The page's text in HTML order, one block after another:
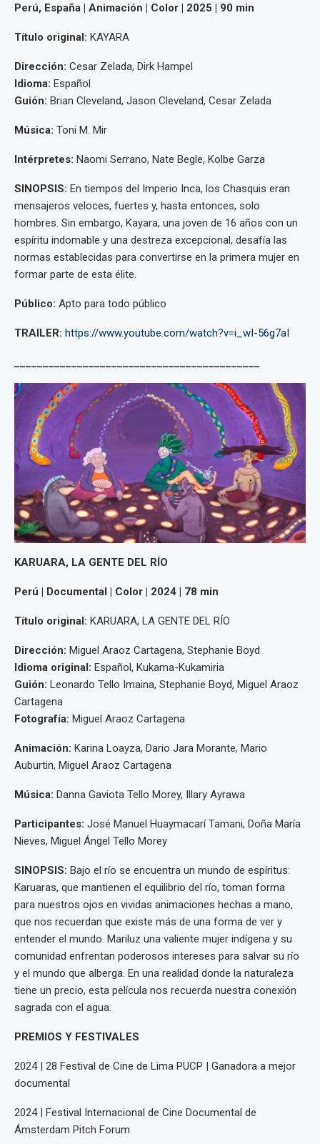
Perú, España | Animación | Color | 2025 | 90 min
Título original: KAYARA
Dirección: Cesar Zelada, Dirk Hampel
Idioma: Español
Guión: Brian Cleveland, Jason Cleveland, Cesar Zelada
Música: Toni M. Mir
Intérpretes: Naomi Serrano, Nate Begle, Kolbe Garza
SINOPSIS: En tiempos del Imperio Inca, los Chasquis eran
mensajeros veloces, fuertes y, hasta entonces, solo
hombres. Sin embargo, Kayara, una joven de 16 años con un
espíritu indomable y una destreza excepcional, desafía las
normas establecidas para convertirse en la primera mujer en
formar parte de esta élite.
Público: Apto para todo público
TRAILER: https://www.youtube.com/watch?v=i_wI-56g7aI
KARUARA, LA GENTE DEL RÍO
Perú | Documental | Color | 2024 | 78 min
Título original: KARUARA, LA GENTE DEL RÍO
Dirección: Miguel Araoz Cartagena, Stephanie Boyd
Idioma original: Español, Kukama-Kukamiria
Guión: Leonardo Tello Imaina, Stephanie Boyd, Miguel Araoz
Cartagena
Fotografía: Miguel Araoz Cartagena
Animación: Karina Loayza, Dario Jara Morante, Mario
Auburtin, Miguel Araoz Cartagena
Música: Danna Gaviota Tello Morey, Illary Ayrawa
Participantes: José Manuel Huaymacarí Tamani, Doña María
Nieves, Miguel Ángel Tello Morey
SINOPSIS: Bajo el río se encuentra un mundo de espíritus:
Karuaras, que mantienen el equilibrio del río, toman forma
para nuestros ojos en vividas animaciones hechas a mano,
que nos recuerdan que existe más de una forma de ver y
entender el mundo. Mariluz una valiente mujer indígena y su
comunidad enfrentan poderosos intereses para salvar su río
y el mundo que alberga. En una realidad donde la naturaleza
tiene un precio, esta película nos recuerda nuestra conexión
sagrada con el agua.
PREMIOS Y FESTIVALES
2024 | 28 Festival de Cine de Lima PUCP | Ganadora a mejor
documental
2024 | Festival Internacional de Cine Documental de
Ámsterdam Pitch Forum